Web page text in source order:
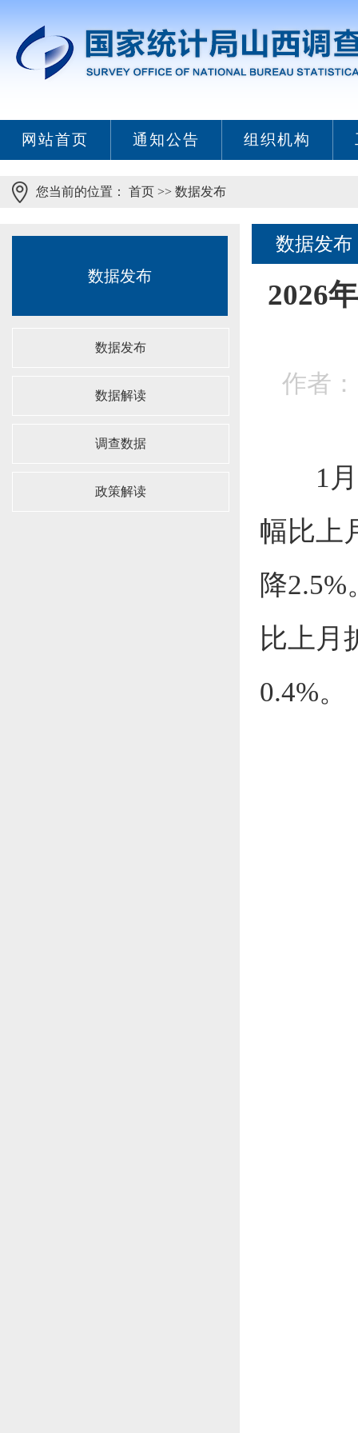
网站首页 通知公告 组织机构
您当前的位置： 首页 >> 数据发布
数据发布
数据发布
数据解读
调查数据
政策解读
数据发布
2026
作者
1
幅比上
降
比上月
0.4%。